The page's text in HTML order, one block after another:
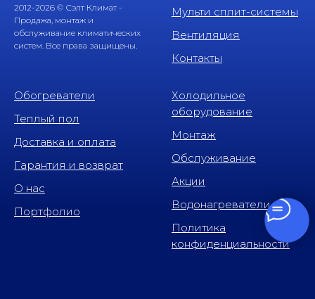
2012-2026 © Сэлт Климат -
Продажа, монтаж и
обслуживание климатических
систем. Все права защищены.
Мульти сплит-системы
Вентиляция
Контакты
Обогреватели
Теплый пол
Доставка и оплата
Гарантия и возврат
О нас
Портфолио
Холодильное
оборудование
Монтаж
Обслуживание
Акции
Водонагреватели
Политика
конфиденциальности